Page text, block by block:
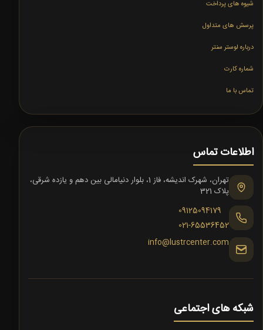
شیوه های پرداخت
پرسش های متداول
درباره لوستر سنتر
شماره کارت
تماس با ما
اطلاعات تماس
تهران، شهرک اندیشه، فاز 1، بلوار دنیامالی بین دهم و یازده شرقی،
پلاک 321
09125094179
021-65536452
info@lustrcenter.com
شبکه های اجتماعی